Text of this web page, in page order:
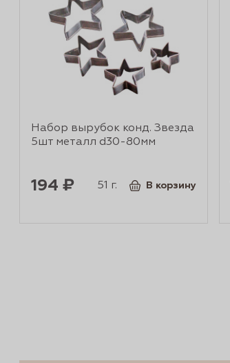
Набор вырубок конд. Звезда
5шт металл d30-80мм
194 ₽ 51 г. В корзину